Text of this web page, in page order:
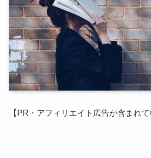
【PR・アフィリエイト広告が含まれて